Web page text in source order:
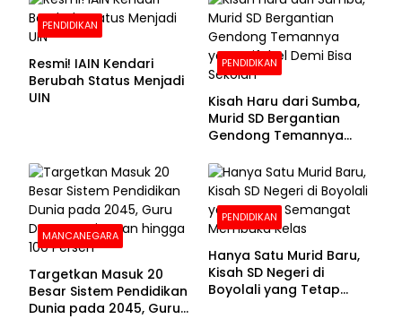
PENDIDIKAN
Resmi! IAIN Kendari
Berubah Status Menjadi
UIN
PENDIDIKAN
Kisah Haru dari Sumba,
Murid SD Bergantian
Gendong Temannya
Sekolah
MANCANEGARA
Targetkan Masuk 20
Besar Sistem Pendidikan
Dunia pada 2045, Guru
PENDIDIKAN
Hanya Satu Murid Baru,
Kisah SD Negeri di
Boyolali yang Tetap